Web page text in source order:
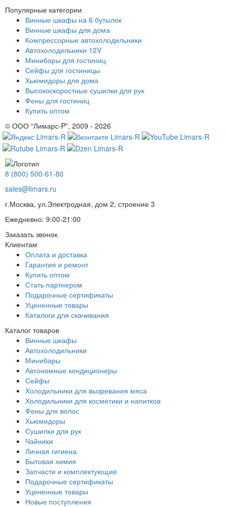
Популярные категории
Винные шкафы на 6 бутылок
Винные шкафы для дома
Компрессорные автохолодильники
Автохолодильники 12V
Минибары для гостиниц
Сейфы для гостиницы
Хьюмидоры для дома
Высокоскоростные сушилки для рук
Фены для гостиниц
Купить оптом
© ООО “Лимарс-P”, 2009 - 2026
8 (800) 500-61-80
sales@limars.ru
г.Москва, ул.Электродная, дом 2, строение 3
Ежедневно: 9:00-21:00
Заказать звонок
Клиентам
Оплата и доставка
Гарантия и ремонт
Купить оптом
Стать партнером
Подарочные сертификаты
Уцененные товары
Каталоги для скачивания
Каталог товаров
Винные шкафы
Автохолодильники
Минибары
Автономные кондиционеры
Сейфы
Холодильники для вызревания мяса
Холодильники для косметики и напитков
Фены для волос
Хьюмидоры
Сушилки для рук
Чайники
Личная гигиена
Бытовая химия
Запчасти и комплектующие
Подарочные сертификаты
Уцененные товары
Новые поступления